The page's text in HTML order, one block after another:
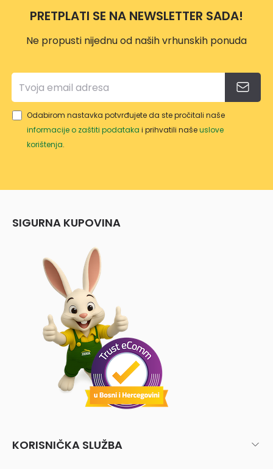
KA
/3M
23
PRETPLATI SE NA NEWSLETTER SADA!
Ne propusti nijednu od naših vrhunskih ponuda
Odabirom nastavka potvrđujete da ste pročitali naše
informacije o zaštiti podataka i prihvatili našeuslove
korištenja.
SIGURNA KUPOVINA
KORISNIČKA SLUŽBA